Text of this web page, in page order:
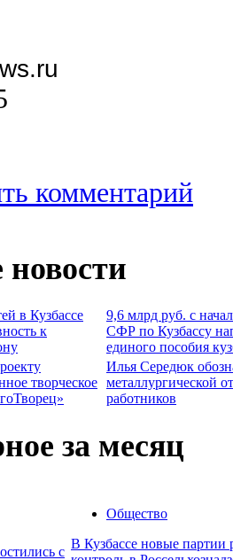
комментарий
в Кузбассе
к
9,6 млрд руб. с
СФР по Кузбассу
единого пособия
творческое
Илья Середюк
металлургической
работников
за месяц
с
Общество
В Кузбассе новые партии